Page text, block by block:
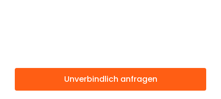
Unverbindlich anfragen